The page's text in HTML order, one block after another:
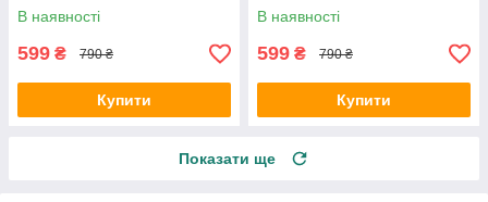
В наявності
599 ₴ 790 ₴
Купити
В наявності
599 ₴ 790 ₴
Купити
Показати ще